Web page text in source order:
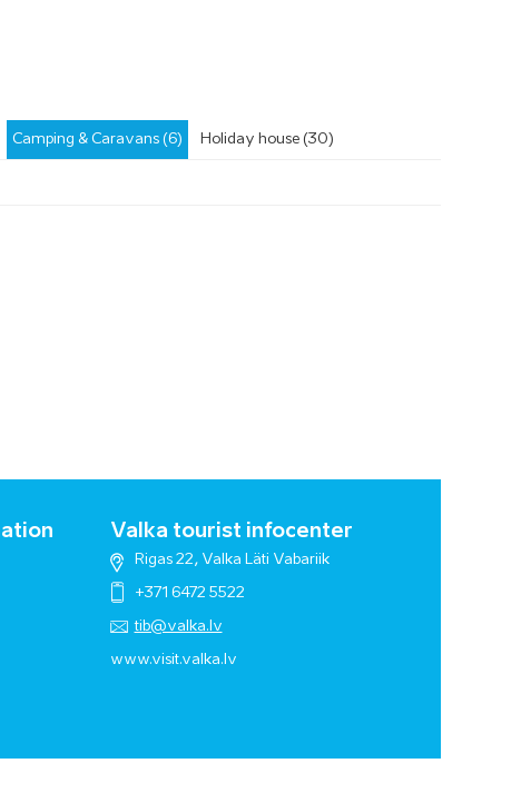
Camping & Caravans (6) Holiday house (30)
Valka tourist infocenter
Rigas 22, Valka Läti Vabariik
+371 6472 5522
tib@valka.lv
www.visit.valka.lv